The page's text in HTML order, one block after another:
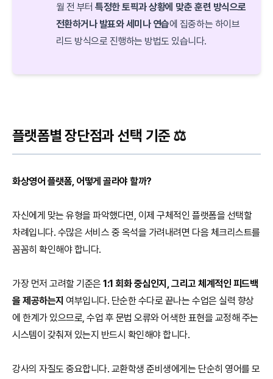
월 전 부터특정한 토픽과 상황에 맞춘 훈련 방식으로
전환하거나 발표와 세미나 연습에 집중하는 하이브
리드 방식으로 진행하는 방법도 있습니다.
플랫폼별 장단점과 선택 기준 ⚖️
화상영어 플랫폼, 어떻게 골라야 할까?
자신에게 맞는 유형을 파악했다면, 이제 구체적인 플랫폼을 선택할
차례입니다. 수많은 서비스 중 옥석을 가려내려면 다음 체크리스트를
꼼꼼히 확인해야 합니다.
가장 먼저 고려할 기준은1:1 회화 중심인지, 그리고 체계적인 피드백
을 제공하는지 여부입니다. 단순한 수다로 끝나는 수업은 실력 향상
에 한계가 있으므로, 수업 후 문법 오류와 어색한 표현을 교정해 주는
시스템이 갖춰져 있는지 반드시 확인해야 합니다.
강사의 자질도 중요합니다. 교환학생 준비생에게는 단순히 영어를 모